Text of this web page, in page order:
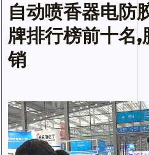
自动喷香器电防
牌排行榜前十名
销